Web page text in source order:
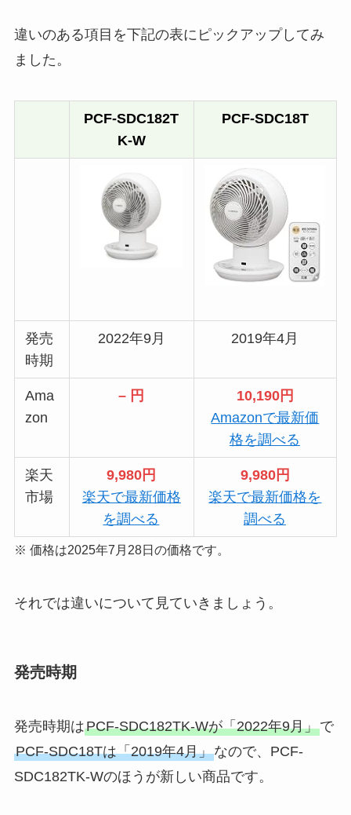
違いのある項目を下記の表にピックアップしてみ
ました。
PCF-SDC182T
K-W
PCF-SDC18T
発売
時期
2022年9月 2019年4月
Ama
zon
– 円
10,190円
Amazonで最新価
格を調べる
楽天
市場
9,980円
楽天で最新価格
を調べる
9,980円
楽天で最新価格を
調べる
※ 価格は2025年7月28日の価格です。
それでは違いについて見ていきましょう。
発売時期
発売時期はPCF-SDC182TK-Wが「2022年9月」で
PCF-SDC18Tは「2019年4月」なので、PCF-
SDC182TK-Wのほうが新しい商品です。